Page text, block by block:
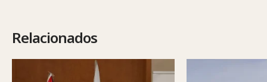
Relacionados